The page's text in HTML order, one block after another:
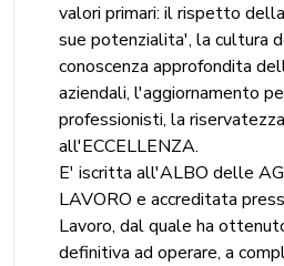
valori primari: il rispetto
sue potenzialita', la cultura
conoscenza approfondita
aziendali, l'aggiornamento
professionisti, la
all'ECCELLENZA.
E' iscritta all'ALBO delle
LAVORO e accreditata
Lavoro, dal quale ha
definitiva ad operare, a